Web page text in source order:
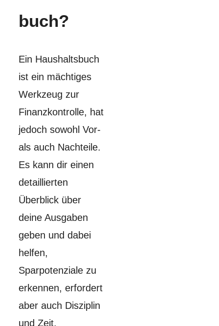
buch?
Ein Haushaltsbuch
ist ein mächtiges
Werkzeug zur
Finanzkontrolle, hat
jedoch sowohl Vor-
als auch Nachteile.
Es kann dir einen
detaillierten
Überblick über
deine Ausgaben
geben und dabei
helfen,
Sparpotenziale zu
erkennen, erfordert
aber auch Disziplin
und Zeit.